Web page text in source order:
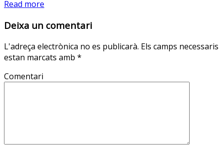
Read more
Deixa un comentari
L'adreça electrònica no es publicarà. Els camps necessaris
estan marcats amb *
Comentari